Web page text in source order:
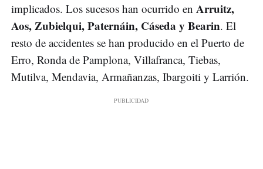
implicados. Los sucesos han ocurrido en Arruitz,
Aos, Zubielqui, Paternáin, Cáseda y Bearin. El
resto de accidentes se han producido en el Puerto de
Erro, Ronda de Pamplona, Villafranca, Tiebas,
Mutilva, Mendavia, Armañanzas, Ibargoiti y Larrión.